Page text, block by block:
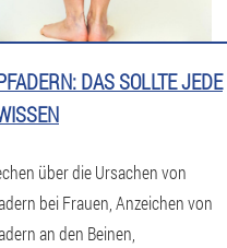
DAS SOLLTE JEDE
über die Ursachen von
bei Frauen, Anzeichen von
an den Beinen,